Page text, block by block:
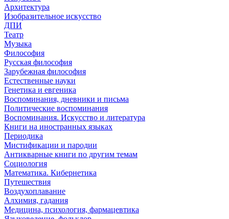
Архитектура
Изобразительное искусство
ДПИ
Театр
Музыка
Философия
Русская философия
Зарубежная философия
Естественные науки
Генетика и евгеника
Воспоминания, дневники и письма
Политические воспоминания
Воспоминания. Искусство и литература
Книги на иностранных языках
Периодика
Мистификации и пародии
Антикварные книги по другим темам
Социология
Математика. Кибернетика
Путешествия
Воздухоплавание
Алхимия, гадания
Медицина, психология, фармацевтика